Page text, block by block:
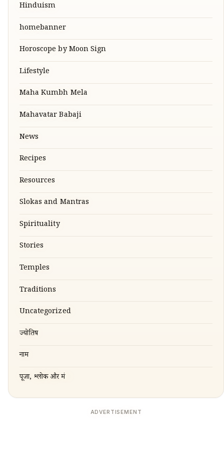
Hinduism
homebanner
Horoscope by Moon Sign
Lifestyle
Maha Kumbh Mela
Mahavatar Babaji
News
Recipes
Resources
Slokas and Mantras
Spirituality
Stories
Temples
Traditions
Uncategorized
ज्योतिष
नाम
पूजा, श्लोक और मंत्र
ADVERTISEMENT